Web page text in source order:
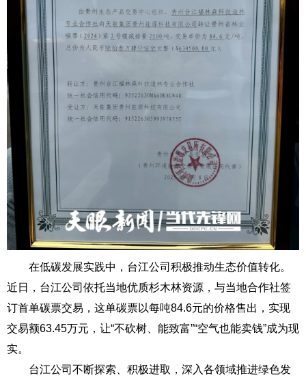
在低碳发展实践中，台江公司积极推动生态价值转化。
近日，台江公司依托当地优质杉木林资源，与当地合作社签
订首单碳票交易，这单碳票以每吨84.6元的价格售出，实现
交易额63.45万元，让“不砍树、能致富”“空气也能卖钱”成为现
实。
台江公司不断探索、积极进取，深入各领域推进绿色发